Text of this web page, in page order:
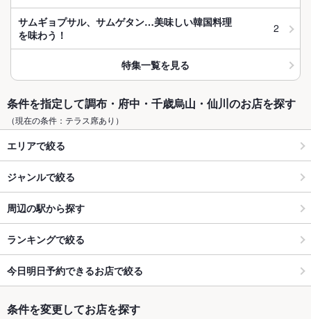
サムギョプサル、サムゲタン…美味しい韓国料理
を味わう！
2
特集一覧を見る
条件を指定して調布・府中・千歳烏山・仙川のお店を探す
（現在の条件：テラス席あり）
エリアで絞る
ジャンルで絞る
周辺の駅から探す
ランキングで絞る
今日明日予約できるお店で絞る
条件を変更してお店を探す